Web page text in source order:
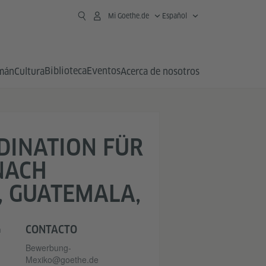
Mi Goethe.de Español
CulturaBibliotecaEventosAcerca de nosotros
FÜR
CONTACTO
Bewerbung-
Mexiko@goethe.de